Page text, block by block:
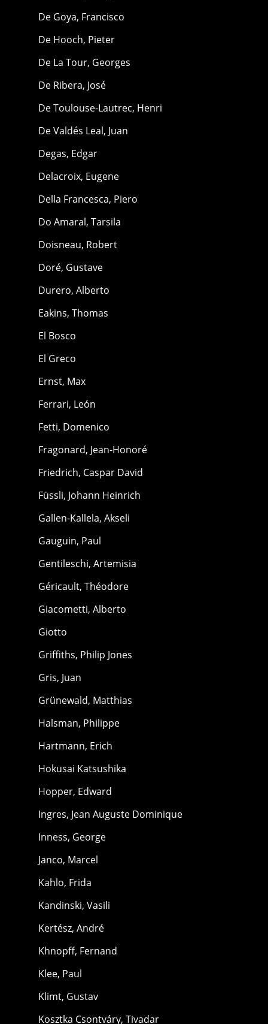
De Goya, Francisco
De Hooch, Pieter
De La Tour, Georges
De Ribera, José
De Toulouse-Lautrec, Henri
De Valdés Leal, Juan
Degas, Edgar
Delacroix, Eugene
Della Francesca, Piero
Do Amaral, Tarsila
Doisneau, Robert
Doré, Gustave
Durero, Alberto
Eakins, Thomas
El Bosco
El Greco
Ernst, Max
Ferrari, León
Fetti, Domenico
Fragonard, Jean-Honoré
Friedrich, Caspar David
Füssli, Johann Heinrich
Gallen-Kallela, Akseli
Gauguin, Paul
Gentileschi, Artemisia
Géricault, Théodore
Giacometti, Alberto
Giotto
Griffiths, Philip Jones
Gris, Juan
Grünewald, Matthias
Halsman, Philippe
Hartmann, Erich
Hokusai Katsushika
Hopper, Edward
Ingres, Jean Auguste Dominique
Inness, George
Janco, Marcel
Kahlo, Frida
Kandinski, Vasili
Kertész, André
Khnopff, Fernand
Klee, Paul
Klimt, Gustav
Kosztka Csontváry, Tivadar